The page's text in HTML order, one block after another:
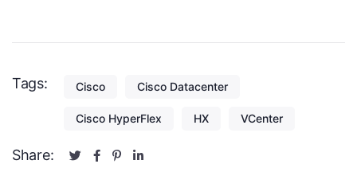
Tags: Cisco Cisco Datacenter
Cisco HyperFlex HX VCenter
Share: